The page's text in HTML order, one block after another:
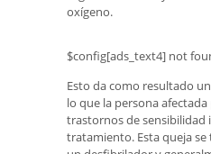
oxígeno.
$config[ads_text4] not
Esto da como resultado
lo que la persona
trastornos de sensibilidad
tratamiento. Esta queja